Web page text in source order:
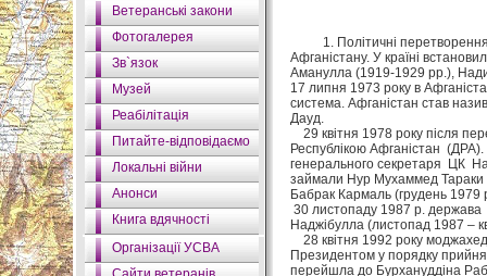
Ветеранські закони
Фотогалерея
Зв`язок
Музей
Реабілітація
Питайте-відповідаємо
Локальні війни
Анонси
Книга вдячності
Організації УСВА
1. Політичні перетворення
Афганістану. У країні
Аманулла (1919-1929 рр.),
17 липня 1973 року в
система. Афганістан став
Дауд.
29 квітня 1978 року після
Республікою Афганістан
генерального секретаря ЦК
займали Нур Мухаммед Тараки
Бабрак Кармаль (грудень
30 листопаду 1987 р.
Наджібулла (листопад 1987 –
28 квітня 1992 року
Президентом у порядку
перейшла до Бурхануддіна